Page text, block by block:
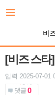
문
기
비
[비즈 스타
입력 2025-07-01
댓글 0